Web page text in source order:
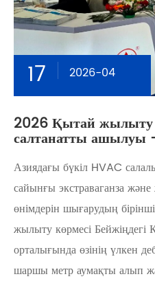
17 2026-04
2026 Қытай жылыту
салтанатты
Азиядағы бүкіл HVAC
сайынғы экстраваганза
өнімдерін шығарудың
жылыту көрмесі
орталығында өзінің үлкен
шаршы метр аумақты алып